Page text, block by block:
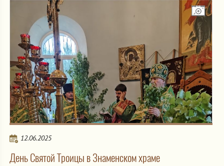
12.06.2025
День Святой Троицы в Знаменском храме